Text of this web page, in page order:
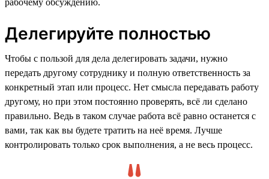
Делегируйте полностью
Чтобы с пользой для дела делегировать задачи, нужно
передать другому сотруднику и полную ответственность за
конкретный этап или процесс. Нет смысла передавать работу
другому, но при этом постоянно проверять, всё ли сделано
правильно. Ведь в таком случае работа всё равно останется с
вами, так как вы будете тратить на неё время. Лучше
контролировать только срок выполнения, а не весь процесс.